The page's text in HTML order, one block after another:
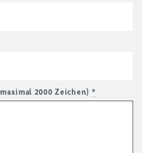
2000 Zeichen) *